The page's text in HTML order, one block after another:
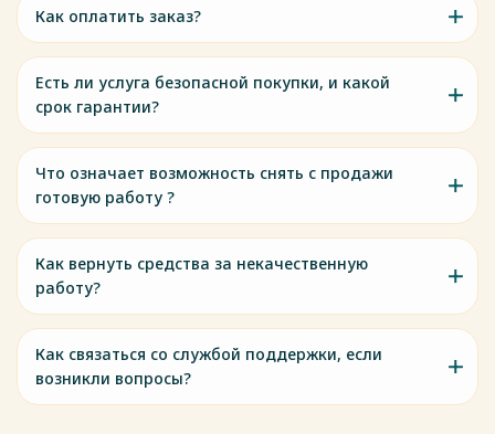
Как оплатить заказ?
Есть ли услуга безопасной покупки, и какой
срок гарантии?
Что означает возможность снять с продажи
готовую работу ?
Как вернуть средства за некачественную
работу?
Как связаться со службой поддержки, если
возникли вопросы?